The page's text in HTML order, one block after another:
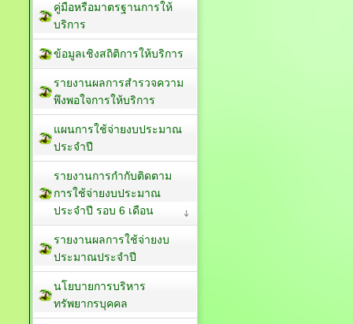
คู่มือหรือมาตรฐานการให้
บริการ
ข้อมูลเชิงสถิติการให้บริการ
รายงานผลการสำรวจความ
พึงพอใจการให้บริการ
แผนการใช้จ่ายงบประมาณ
ประจำปี
รายงานการกำกับติดตาม
การใช้จ่ายงบประมาณ
ประจำปี รอบ 6 เดือน
รายงานผลการใช้จ่ายงบ
ประมาณประจำปี
นโยบายการบริหาร
ทรัพยากรบุคคล